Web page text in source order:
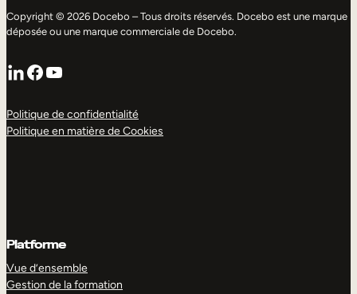
Copyright © 2026 Docebo – Tous droits réservés. Docebo est une marque
déposée ou une marque commerciale de Docebo.
LinkedIn
Facebook
YouTube
Politique de confidentialité
Politique en matière de Cookies
Platforme
Vue d’ensemble
Gestion de la formation